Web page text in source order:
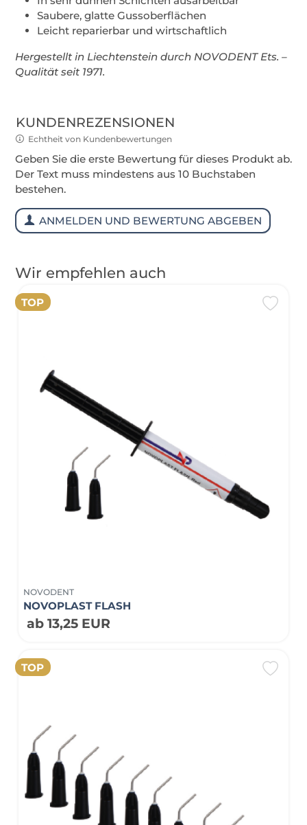
Saubere, glatte Gussoberflächen
Leicht reparierbar und wirtschaftlich
Hergestellt in Liechtenstein durch NOVODENT Ets. –
Qualität seit 1971.
KUNDENREZENSIONEN
Echtheit von Kundenbewertungen
Geben Sie die erste Bewertung für dieses Produkt ab.
Der Text muss mindestens aus 10 Buchstaben
bestehen.
ANMELDEN UND BEWERTUNG ABGEBEN
Wir empfehlen auch
TOP
NOVODENT
NOVOPLAST FLASH
ab 13,25 EUR
TOP